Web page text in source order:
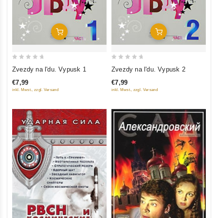
Add To Cart
of
Zvezdy na l'du. Vypusk 1
€7,99
inkl. Mwst., zzgl. Versand
Add To Cart
of
Zvezdy na l'du. Vypusk 2
€7,99
inkl. Mwst., zzgl. Versand